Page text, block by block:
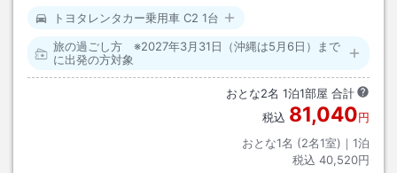
トヨタレンタカー乗用車 C2 1台
旅の過ごし方 ※2027年3月31日（沖縄は5月6日）まで
に出発の方対象
おとな2名 1泊1部屋 合計
税込 81,040円
おとな1名 (2名1室)｜ 1泊
税込 40,520円